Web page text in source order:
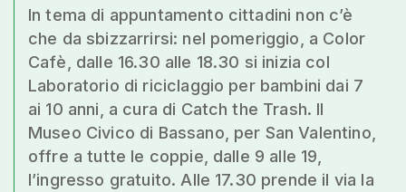
In tema di appuntamento cittadini non c’è
che da sbizzarrirsi: nel pomeriggio, a Color
Cafè, dalle 16.30 alle 18.30 si inizia col
Laboratorio di riciclaggio per bambini dai 7
ai 10 anni, a cura di Catch the Trash. Il
Museo Civico di Bassano, per San Valentino,
offre a tutte le coppie, dalle 9 alle 19,
l’ingresso gratuito. Alle 17.30 prende il via la